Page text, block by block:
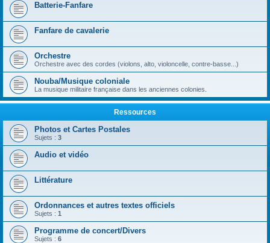
Batterie-Fanfare
Fanfare de cavalerie
Orchestre
Orchestre avec des cordes (violons, alto, violoncelle, contre-basse...)
Nouba/Musique coloniale
La musique militaire française dans les anciennes colonies.
Ressources
Photos et Cartes Postales
Sujets : 3
Audio et vidéo
Littérature
Ordonnances et autres textes officiels
Sujets : 1
Programme de concert/Divers
Sujets : 6